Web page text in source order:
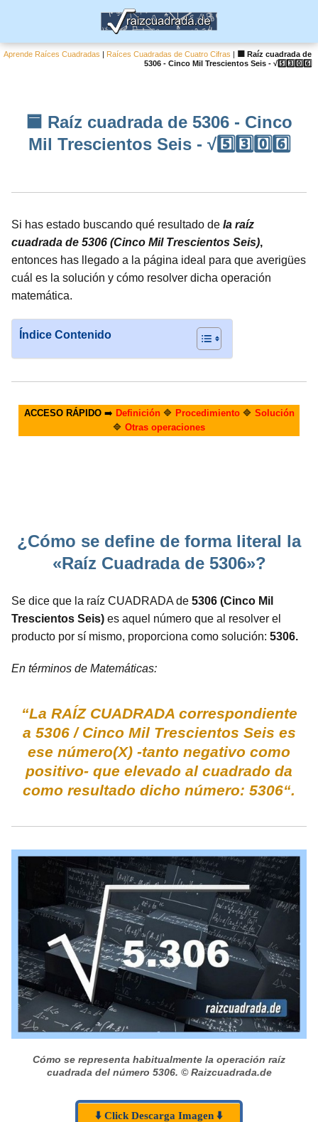
Aprende Raíces Cuadradas | Raíces Cuadradas de Cuatro Cifras |
🟦 Raíz cuadrada de
5306 - Cinco Mil Trescientos Seis - √5️⃣3️⃣0️⃣6️⃣
🟦 Raíz cuadrada de 5306 - Cinco
Mil Trescientos Seis - √5️⃣3️⃣0️⃣6️⃣
Si has estado buscando qué resultado de la raíz
cuadrada de 5306 (Cinco Mil Trescientos Seis),
entonces has llegado a la página ideal para que averigües
cuál es la solución y cómo resolver dicha operación
matemática.
Índice Contenido
ACCESO RÁPIDO➡️ Definición🔷 Procedimiento🔷 Solución
🔷 Otras operaciones
¿Cómo se define de forma literal la
«Raíz Cuadrada de 5306»?
Se dice que la raíz CUADRADA de 5306 (Cinco Mil
Trescientos Seis) es aquel número que al resolver el
producto por sí mismo, proporciona como solución: 5306.
En términos de Matemáticas:
“La RAÍZ CUADRADA correspondiente
a 5306 / Cinco Mil Trescientos Seis es
ese número(X) -tanto negativo como
positivo- que elevado al cuadrado da
como resultado dicho número: 5306“.
Cómo se representa habitualmente la operación raíz
cuadrada del número 5306. © Raizcuadrada.de
⬇️ Click Descarga Imagen ⬇️